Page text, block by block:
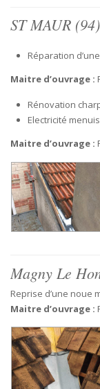
ST MAUR (94)
Réparation
Maitre d’ouvrage :
Rénovation
Electricité
Maitre d’ouvrage :
Magny Le
Reprise d’une noue
Maitre d’ouvrage :